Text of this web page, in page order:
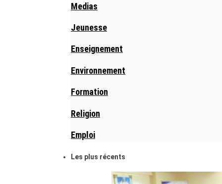
Medias
Jeunesse
Enseignement
Environnement
Formation
Religion
Emploi
Les plus récents